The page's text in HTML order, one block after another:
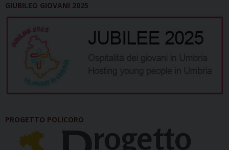
GIUBILEO GIOVANI 2025
PROGETTO POLICORO